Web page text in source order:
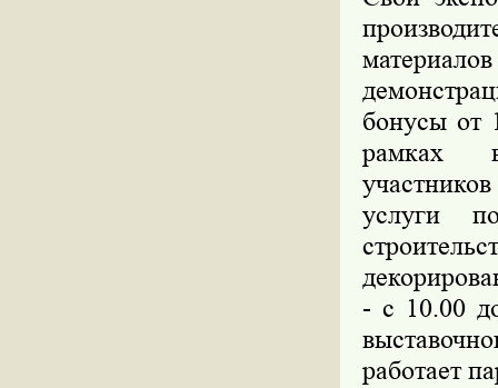
бонусы от
рамках
услуги
- с 10.00
работает